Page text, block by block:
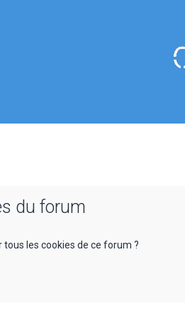
du forum
les cookies de ce forum ?